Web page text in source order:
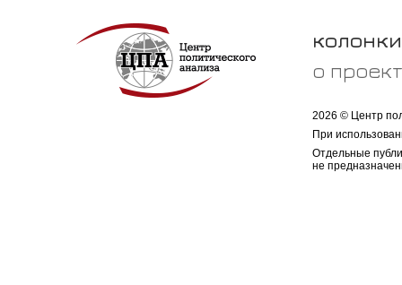
колонки
о
2026 © Центр
При
Отдельные
не